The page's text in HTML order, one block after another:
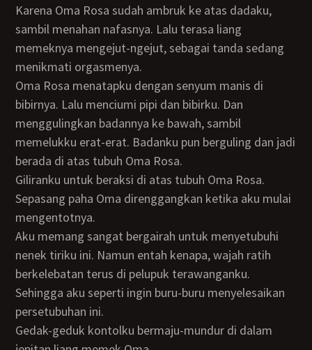
Karena Oma Rosa sudah ambruk ke atas dadaku,
sambil menahan nafasnya. Lalu terasa liang
memeknya mengejut-ngejut, sebagai tanda sedang
menikmati orgasmenya.
Oma Rosa menatapku dengan senyum manis di
bibirnya. Lalu menciumi pipi dan bibirku. Dan
menggulingkan badannya ke bawah, sambil
memelukku erat-erat. Badanku pun berguling dan jadi
berada di atas tubuh Oma Rosa.
Giliranku untuk beraksi di atas tubuh Oma Rosa.
Sepasang paha Oma direnggangkan ketika aku mulai
mengentotnya.
Aku memang sangat bergairah untuk menyetubuhi
nenek tiriku ini. Namun entah kenapa, wajah ratih
berkelebatan terus di pelupuk terawanganku.
Sehingga aku seperti ingin buru-buru menyelesaikan
persetubuhan ini.
Gedak-geduk kontolku bermaju-mundur di dalam